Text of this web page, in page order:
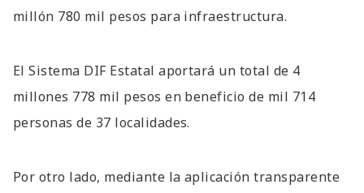
millón 780 mil pesos para infraestructura.
El Sistema DIF Estatal aportará un total de 4
millones 778 mil pesos en beneficio de mil 714
personas de 37 localidades.
Por otro lado, mediante la aplicación transparente